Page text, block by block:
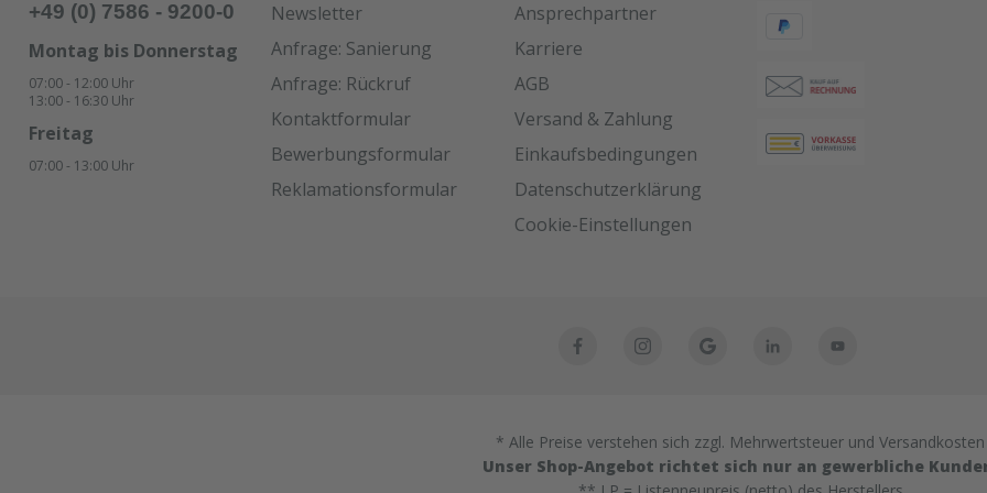
+49 (0) 7586 - 9200-0
Montag bis Donnerstag
07:00 - 12:00 Uhr
13:00 - 16:30 Uhr
Freitag
07:00 - 13:00 Uhr
Newsletter
Anfrage: Sanierung
Anfrage: Rückruf
Kontaktformular
Bewerbungsformular
Reklamationsformular
Ansprechpartner
Karriere
AGB
Versand & Zahlung
Einkaufsbedingungen
Datenschutzerklärung
Cookie-Einstellungen
* Alle Preise verstehen sich zzgl. Mehrwertsteuer und Versandkosten
Unser Shop-Angebot richtet sich nur an gewerbliche